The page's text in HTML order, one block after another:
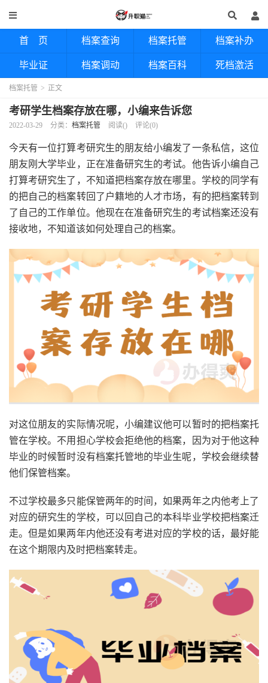
首 页 档案查询 档案托管 档案补办
毕业证 档案调动 档案百科 死档激活
档案托管 > 正文
考研学生档案存放在哪，小编来告诉您
2022-03-29 分类： 档案托管 阅读() 评论(0)
今天有一位打算考研究生的朋友给小编发了一条私信，这位
朋友刚大学毕业，正在准备研究生的考试。他告诉小编自己
打算考研究生了，不知道把档案存放在哪里。学校的同学有
的把自己的档案转回了户籍地的人才市场，有的把档案转到
了自己的工作单位。他现在在准备研究生的考试档案还没有
接收地，不知道该如何处理自己的档案。
对这位朋友的实际情况呢，小编建议他可以暂时的把档案托
管在学校。不用担心学校会拒绝他的档案，因为对于他这种
毕业的时候暂时没有档案托管地的毕业生呢，学校会继续替
他们保管档案。
不过学校最多只能保管两年的时间，如果两年之内他考上了
对应的研究生的学校，可以回自己的本科毕业学校把档案迁
走。但是如果两年内他还没有考进对应的学校的话，最好能
在这个期限内及时把档案转走。